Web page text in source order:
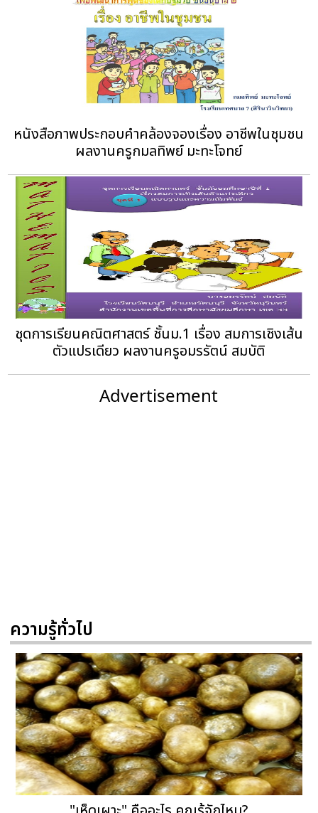
หนังสือภาพประกอบคำคล้องจองเรื่อง อาชีพในชุมชน
ผลงานครูกมลทิพย์ มะทะโจทย์
ชุดการเรียนคณิตศาสตร์ ชั้นม.1 เรื่อง สมการเชิงเส้น
ตัวแปรเดียว ผลงานครูอมรรัตน์ สมบัติ
Advertisement
ความรู้ทั่วไป